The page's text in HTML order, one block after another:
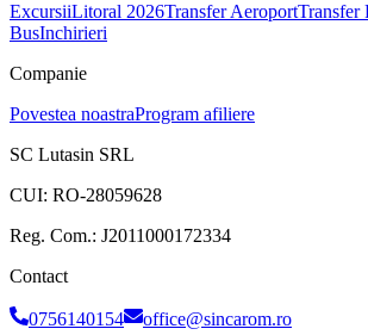
ExcursiiLitoral 2026Transfer AeroportTransfer
BusInchirieri
Companie
Povestea noastraProgram afiliere
SC Lutasin SRL
CUI: RO-28059628
Reg. Com.: J2011000172334
Contact
0756140154
office@sincarom.ro